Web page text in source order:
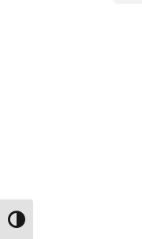
Toggle High Contrast